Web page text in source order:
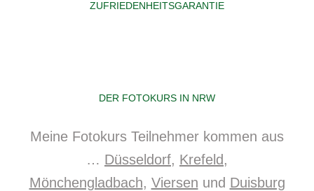
ZUFRIEDENHEITSGARANTIE
DER FOTOKURS IN NRW
Meine Fotokurs Teilnehmer kommen aus
… Düsseldorf, Krefeld ,
Mönchengladbach, Viersen und Duisburg